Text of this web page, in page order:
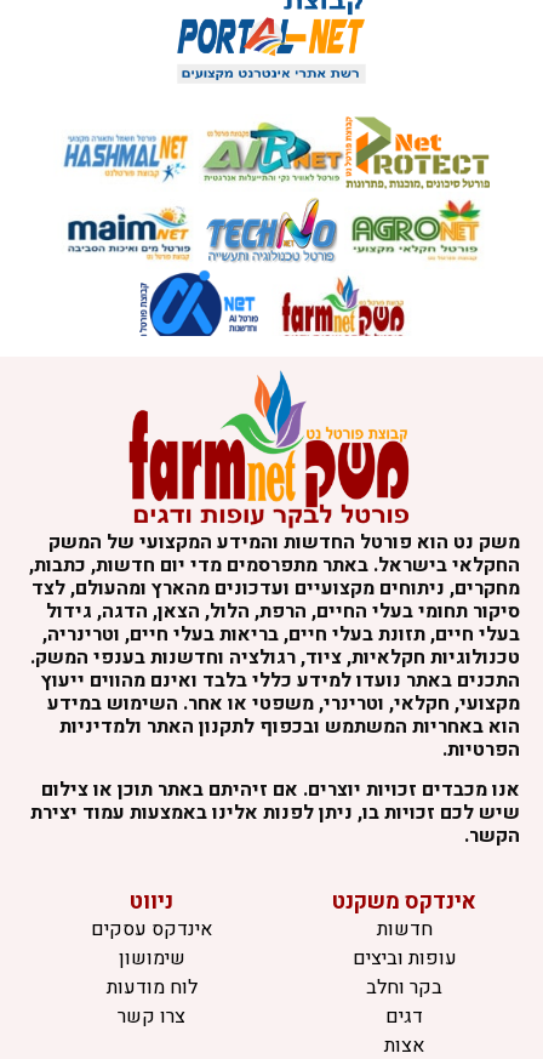
משק נט הוא פורטל החדשות והמידע המקצועי של המשק
החקלאי בישראל. באתר מתפרסמים מדי יום חדשות, כתבות,
מחקרים, ניתוחים מקצועיים ועדכונים מהארץ ומהעולם, לצד
סיקור תחומי בעלי החיים, הרפת, הלול, הצאן, הדגה, גידול
בעלי חיים, תזונת בעלי חיים, בריאות בעלי חיים, וטרינריה,
טכנולוגיות חקלאיות, ציוד, רגולציה וחדשנות בענפי המשק.
התכנים באתר נועדו למידע כללי בלבד ואינם מהווים ייעוץ
מקצועי, חקלאי, וטרינרי, משפטי או אחר. השימוש במידע
הוא באחריות המשתמש ובכפוף לתקנון האתר ולמדיניות
הפרטיות.
אנו מכבדים זכויות יוצרים. אם זיהיתם באתר תוכן או צילום
שיש לכם זכויות בו, ניתן לפנות אלינו באמצעות עמוד יצירת
הקשר.
אינדקס משקנט
חדשות
עופות וביצים
בקר וחלב
דגים
אצות
ניווט
אינדקס עסקים
שימושון
לוח מודעות
צרו קשר